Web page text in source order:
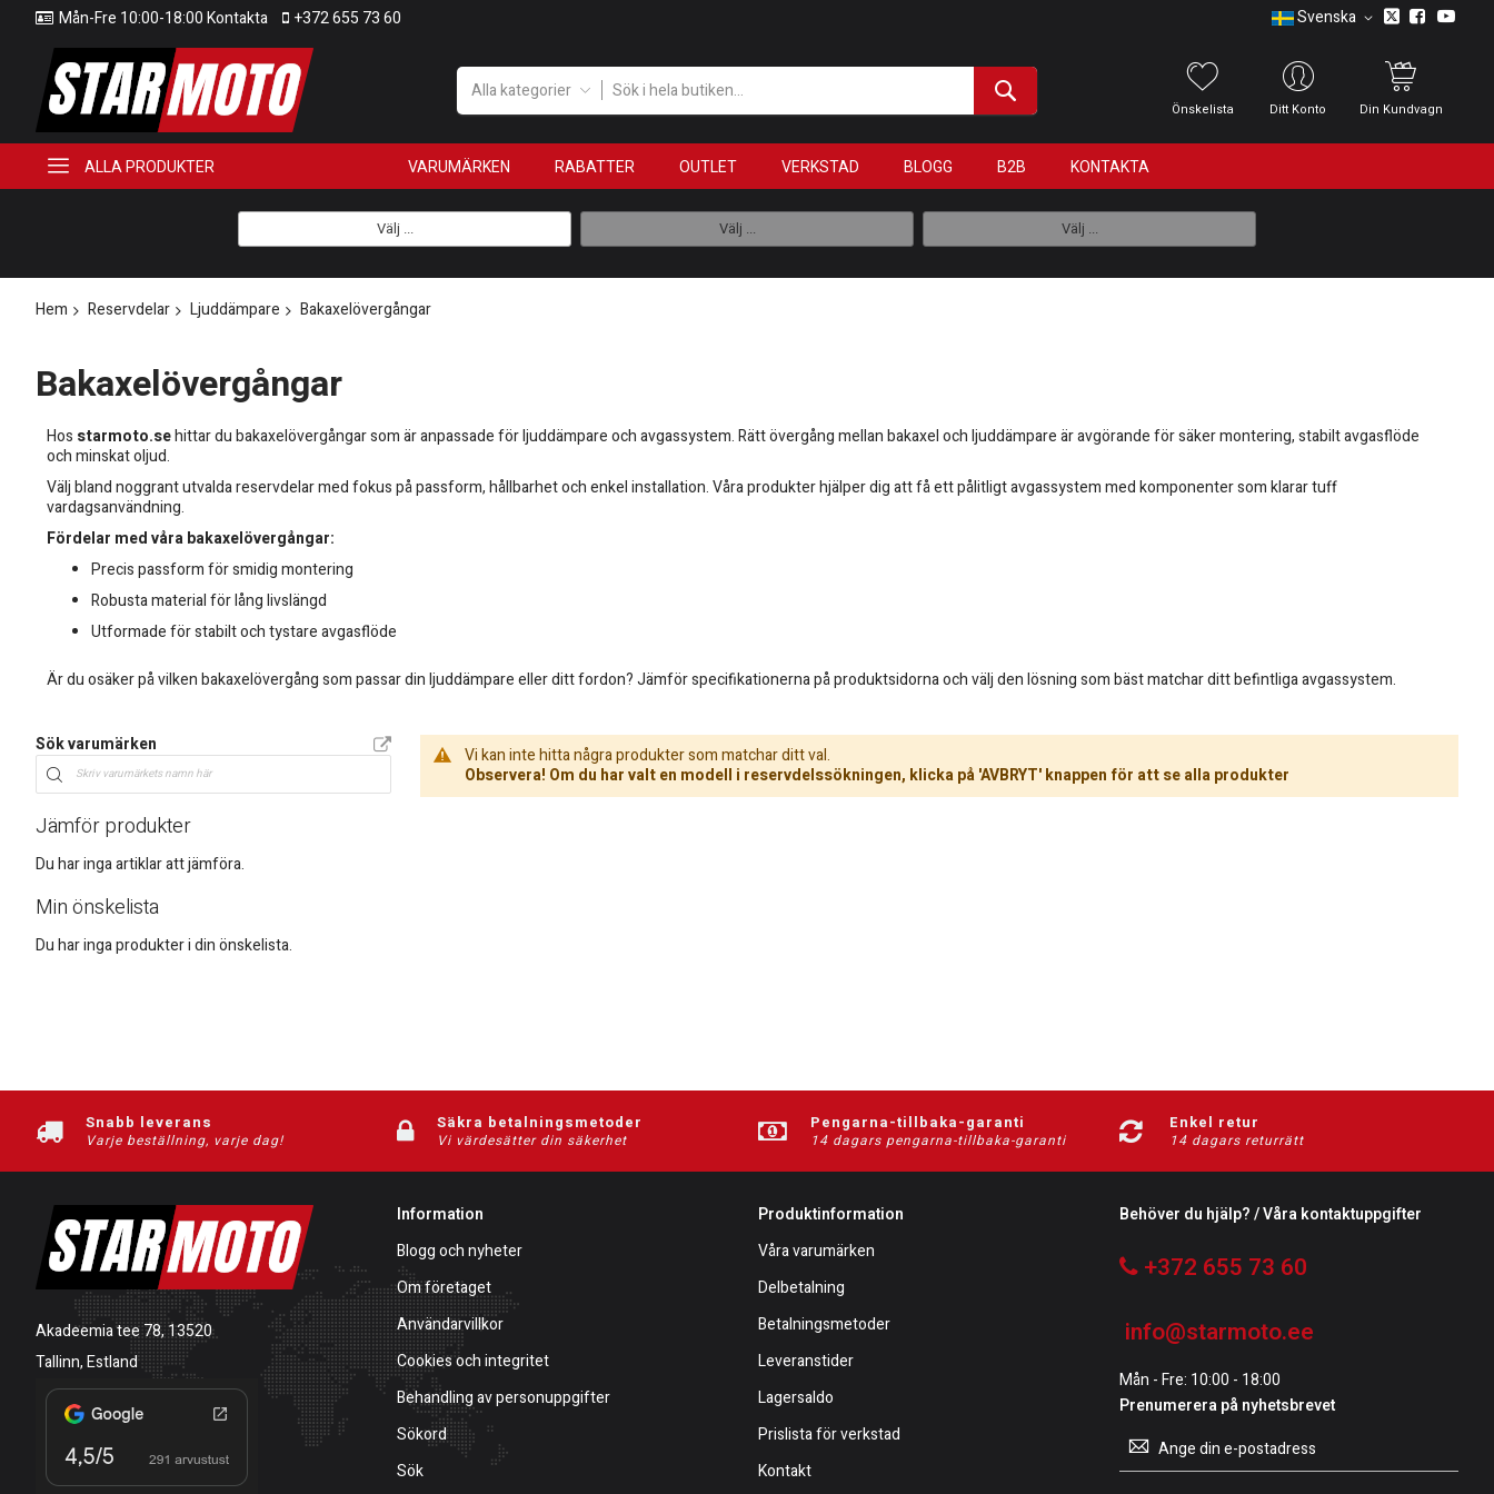
Mån-Fre 10:00-18:00 Kontakta +372 655 73 60 Svenska
Alla kategorier
Önskelista Ditt Konto Din Kundvagn
ALLA PRODUKTER VARUMÄRKEN RABATTER OUTLET VERKSTAD BLOGG B2B KONTAKTA
Välj ... Välj ... Välj ...
Hem Reservdelar Ljuddämpare Bakaxelövergångar
Bakaxelövergångar
Hos starmoto.sehittar du bakaxelövergångar som är anpassade för ljuddämpare och avgassystem. Rätt övergång mellan bakaxel och ljuddämpare är avgörande för säker montering, stabilt avgasflöde
och minskat oljud.
Välj bland noggrant utvalda reservdelar med fokus på passform, hållbarhet och enkel installation. Våra produkter hjälper dig att få ett pålitligt avgassystem med komponenter som klarar tuff
vardagsanvändning.
Fördelar med våra bakaxelövergångar:
Precis passform för smidig montering
Robusta material för lång livslängd
Utformade för stabilt och tystare avgasflöde
Är du osäker på vilken bakaxelövergång som passar din ljuddämpare eller ditt fordon? Jämför specifikationerna på produktsidorna och välj den lösning som bäst matchar ditt befintliga avgassystem.
Vi kan inte hitta några produkter som matchar ditt val.
Observera! Om du har valt en modell i reservdelssökningen, klicka på 'AVBRYT' knappen för att se alla produkter
Sök varumärken
Jämför produkter
Du har inga artiklar att jämföra.
Min önskelista
Du har inga produkter i din önskelista.
Snabb leverans
Varje beställning, varje dag!
Säkra betalningsmetoder
Vi värdesätter din säkerhet
Pengarna-tillbaka-garanti
14 dagars pengarna-tillbaka-garanti
Enkel retur
14 dagars returrätt
Akadeemia tee 78, 13520
Tallinn, Estland
Information
Blogg och nyheter
Om företaget
Användarvillkor
Cookies och integritet
Behandling av personuppgifter
Sökord
Sök
Produktinformation
Våra varumärken
Delbetalning
Betalningsmetoder
Leveranstider
Lagersaldo
Prislista för verkstad
Kontakt
Behöver du hjälp? / Våra kontaktuppgifter
+372 655 73 60
info@starmoto.ee
Mån - Fre: 10:00 - 18:00
Prenumerera på nyhetsbrevet
Prenumerera
på
vårt